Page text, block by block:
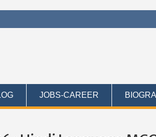
JOBS-CAREER